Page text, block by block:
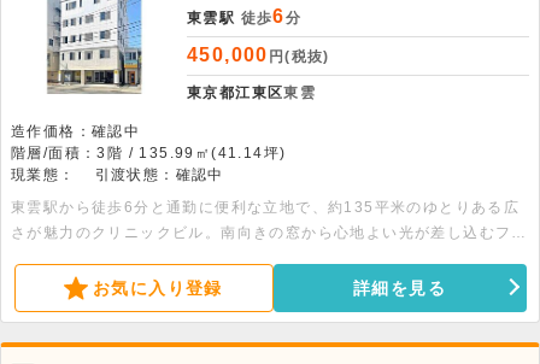
東雲駅 徒歩6分
450,000 円(税抜)
東京都江東区東雲
造作価格：確認中
階層/面積：3階 / 135.99㎡(41.14坪)
現業態：
引渡状態：確認中
東雲駅から徒歩6分と通勤に便利な立地で、約135平米のゆとりある広
さが魅力のクリニックビル。南向きの窓から心地よい光が差し込むフロ
お気に入り登録 詳細を見る